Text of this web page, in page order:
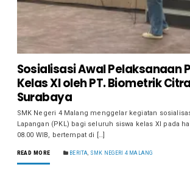
Sosialisasi Awal Pelaksanaan
Kelas XI oleh PT. Biometrik
Surabaya
SMK Negeri 4 Malang menggelar kegiatan
Lapangan (PKL) bagi seluruh siswa kelas XI pada
08.00 WIB, bertempat di […]
READ MORE BERITA SMK NEGERI 4 MALANG